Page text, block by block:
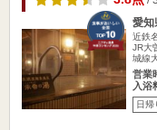
愛知
近鉄
JR大
城線
営業
入浴
日帰